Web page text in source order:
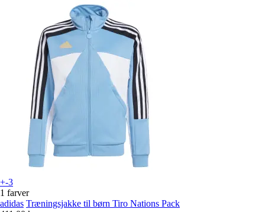
+-3
1 farver
adidas Træningsjakke til børn Tiro Nations Pack